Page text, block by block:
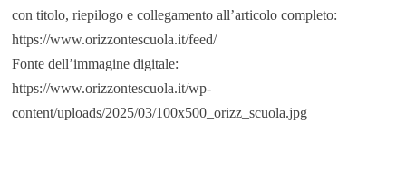
con titolo, riepilogo e collegamento all’articolo completo:
https://www.orizzontescuola.it/feed/
Fonte dell’immagine digitale:
https://www.orizzontescuola.it/wp-
content/uploads/2025/03/100x500_orizz_scuola.jpg